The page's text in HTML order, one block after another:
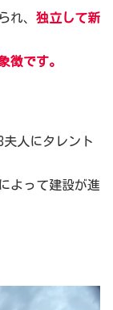
れ、 独立して新
徴です。
人にタレント
よって建設が進